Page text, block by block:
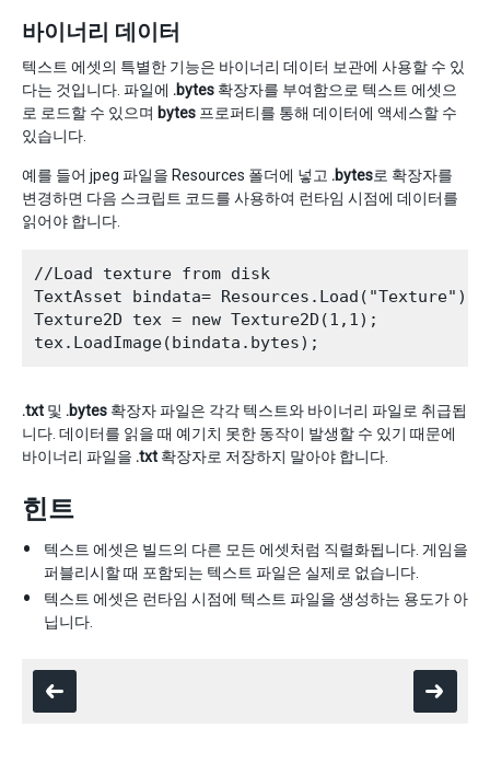
바이너리 데이터
텍스트 에셋의 특별한 기능은 바이너리 데이터 보관에 사용할 수 있
다는 것입니다. 파일에 .bytes 확장자를 부여함으로 텍스트 에셋으
로 로드할 수 있으며 bytes 프로퍼티를 통해 데이터에 액세스할 수
있습니다.
예를 들어 jpeg 파일을 Resources 폴더에 넣고 .bytes로 확장자를
변경하면 다음 스크립트 코드를 사용하여 런타임 시점에 데이터를
읽어야 합니다.
//Load texture from disk
TextAsset bindata= Resources.Load("Texture")
Texture2D tex = new Texture2D(1,1);
.txt 및 .bytes 확장자 파일은 각각 텍스트와 바이너리 파일로 취급됩
니다. 데이터를 읽을 때 예기치 못한 동작이 발생할 수 있기 때문에
바이너리 파일을 .txt 확장자로 저장하지 말아야 합니다.
힌트
텍스트 에셋은 빌드의 다른 모든 에셋처럼 직렬화됩니다. 게임을
퍼블리시할 때 포함되는 텍스트 파일은 실제로 없습니다.
텍스트 에셋은 런타임 시점에 텍스트 파일을 생성하는 용도가 아
닙니다.